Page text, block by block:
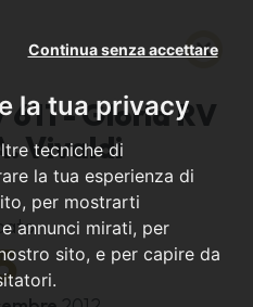
la tua privacy
tecniche di
la tua esperienza di
per mostrarti
annunci mirati, per
sito, e per capire da
Continua senza accettare
- Gloria RV
Vivaldi